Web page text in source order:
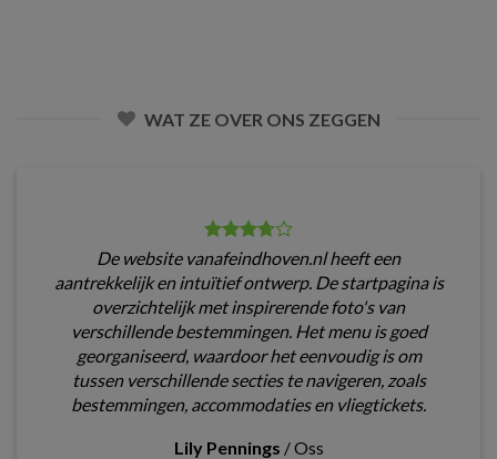
WAT ZE OVER ONS ZEGGEN
De website vanafeindhoven.nl heeft een
aantrekkelijk en intuïtief ontwerp. De startpagina is
overzichtelijk met inspirerende foto's van
verschillende bestemmingen. Het menu is goed
georganiseerd, waardoor het eenvoudig is om
tussen verschillende secties te navigeren, zoals
bestemmingen, accommodaties en vliegtickets.
Lily Pennings /Oss